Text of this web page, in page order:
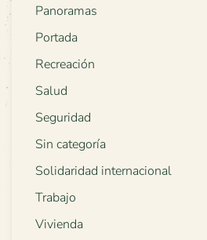
Panoramas
Portada
Recreación
Salud
Seguridad
Sin categoría
Solidaridad internacional
Trabajo
Vivienda